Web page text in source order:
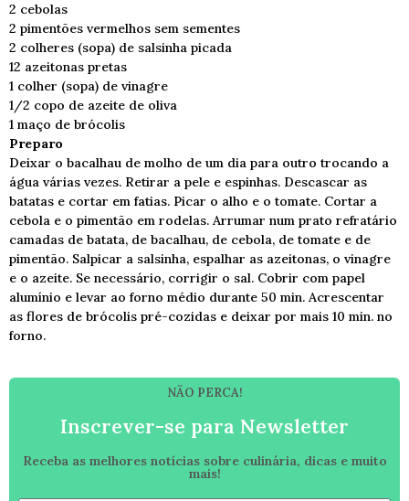
2 cebolas
2 pimentões vermelhos sem sementes
2 colheres (sopa) de salsinha picada
12 azeitonas pretas
1 colher (sopa) de vinagre
1/2 copo de azeite de oliva
1 maço de brócolis
Preparo
Deixar o bacalhau de molho de um dia para outro trocando a
água várias vezes. Retirar a pele e espinhas. Descascar as
batatas e cortar em fatias. Picar o alho e o tomate. Cortar a
cebola e o pimentão em rodelas. Arrumar num prato refratário
camadas de batata, de bacalhau, de cebola, de tomate e de
pimentão. Salpicar a salsinha, espalhar as azeitonas, o vinagre
e o azeite. Se necessário, corrigir o sal. Cobrir com papel
alumínio e levar ao forno médio durante 50 min. Acrescentar
as flores de brócolis pré-cozidas e deixar por mais 10 min. no
forno.
NÃO PERCA!
Inscrever-se para Newsletter
Receba as melhores notícias sobre culinária, dicas e muito
mais!